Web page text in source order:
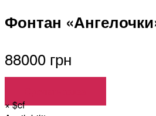
Фонтан
88000 грн
×$cf